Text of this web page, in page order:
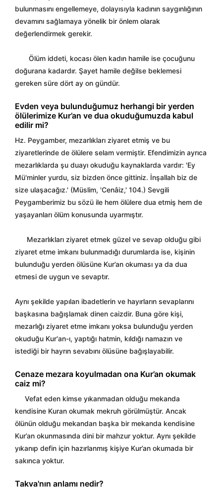
bulunmasını engellemeye, dolayısıyla kadının saygınlığının
devamını sağlamaya yönelik bir önlem olarak
değerlendirmek gerekir.
Ölüm iddeti, kocası ölen kadın hamile ise çocuğunu
doğurana kadardır. Şayet hamile değilse beklemesi
gereken süre dört ay on gündür.
Evden veya bulunduğumuz herhangi bir yerden
ölülerimize Kur’an ve dua okuduğumuzda kabul
edilir mi?
Hz. Peygamber, mezarlıkları ziyaret etmiş ve bu
ziyaretlerinde de ölülere selam vermiştir. Efendimizin ayrıca
mezarlıklarda şu duayı okuduğu kaynaklarda vardır: 'Ey
Mü'minler yurdu, siz bizden önce gittiniz. İnşallah biz de
size ulaşacağız.' (Müslim, 'Cenâiz,' 104.) Sevgili
Peygamberimiz bu sözü ile hem ölülere dua etmiş hem de
yaşayanları ölüm konusunda uyarmıştır.
Mezarlıkları ziyaret etmek güzel ve sevap olduğu gibi
ziyaret etme imkanı bulunmadığı durumlarda ise, kişinin
bulunduğu yerden ölüsüne Kur’an okuması ya da dua
etmesi de uygun ve sevaptır.
Aynı şekilde yapılan ibadetlerin ve hayırların sevaplarını
başkasına bağışlamak dinen caizdir. Buna göre kişi,
mezarlığı ziyaret etme imkanı yoksa bulunduğu yerden
okuduğu Kur'an-ı, yaptığı hatmin, kıldığı namazın ve
istediği bir hayrın sevabını ölüsüne bağışlayabilir.
Cenaze mezara koyulmadan ona Kur’an okumak
caiz mi?
Vefat eden kimse yıkanmadan olduğu mekanda
kendisine Kuran okumak mekruh görülmüştür. Ancak
ölünün olduğu mekandan başka bir mekanda kendisine
Kur’an okunmasında dini bir mahzur yoktur. Aynı şekilde
yıkanıp defin için hazırlanmış kişiye Kur’an okumada bir
sakınca yoktur.
Takva'nın anlamı nedir?